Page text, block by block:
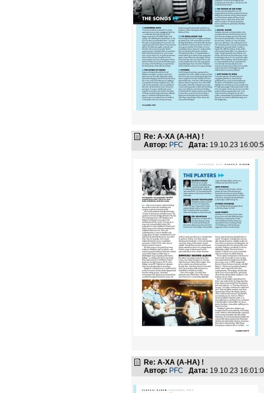
Re: А-ХА (A-HA) !
Автор: PFC Дата: 19.10.23
Re: А-ХА (A-HA) !
Автор: PFC Дата: 19.10.23